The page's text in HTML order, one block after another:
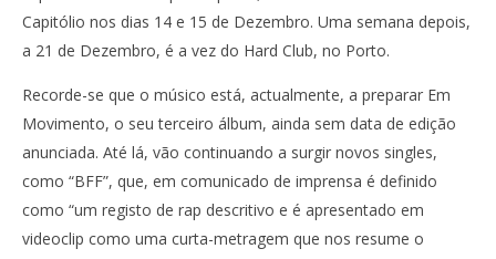
Capitólio nos dias 14 e 15 de Dezembro. Uma semana depois,
a 21 de Dezembro, é a vez do Hard Club, no Porto.
Recorde-se que o músico está, actualmente, a preparar Em
Movimento, o seu terceiro álbum, ainda sem data de edição
anunciada. Até lá, vão continuando a surgir novos singles,
como “BFF”, que, em comunicado de imprensa é definido
como “um registo de rap descritivo e é apresentado em
videoclip como uma curta-metragem que nos resume o